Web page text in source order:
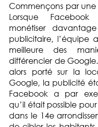
Commençons par une
Lorsque
monétiser
publicitaire, l’équipe
meilleure des
différencier de Google.
alors porté sur la
Google, la publicité
Facebook a par
qu’il était possible
dans le 14e